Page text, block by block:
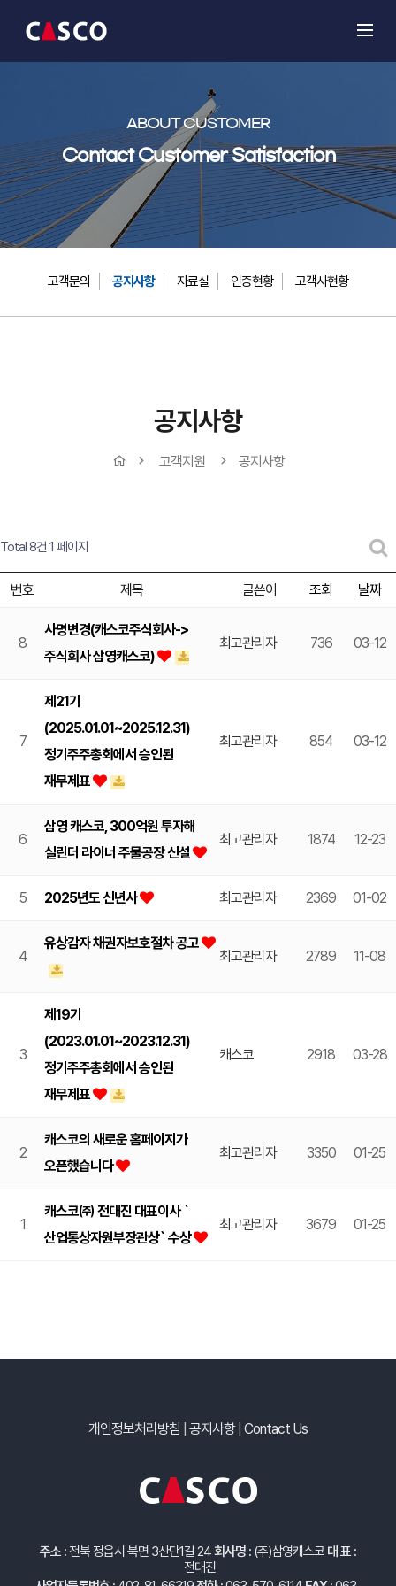
ABOUT CUSTOMER
Contact Customer Satisfaction
고객문의 공지사항 자료실 인증현황 고객사현황
공지사항
고객지원 공지사항
Total 8건 1 페이지
번호 제목 글쓴이 조회 날짜
8
사명변경(캐스코주식회사->
주식회사 삼영캐스코)
최고관리자 736 03-12
7
제21기
(2025.01.01~2025.12.31)
정기주주총회에서 승인된
재무제표
최고관리자 854 03-12
6
삼영 캐스코, 300억원 투자해
실린더 라이너 주물공장 신설
최고관리자 1874 12-23
5 2025년도 신년사 최고관리자 2369 01-02
4
유상감자 채권자보호절차 공고
최고관리자 2789 11-08
3
제19기
(2023.01.01~2023.12.31)
정기주주총회에서 승인된
재무제표
캐스코 2918 03-28
2
캐스코의 새로운 홈페이지가
오픈했습니다
최고관리자 3350 01-25
1
캐스코㈜ 전대진 대표이사 `
산업통상자원부장관상` 수상
최고관리자 3679 01-25
개인정보처리방침 공지사항| Contact Us
주소 :전북 정읍시 북면 3산단1길 24회사명 : (주)삼영캐스코 대 표 :
전대진